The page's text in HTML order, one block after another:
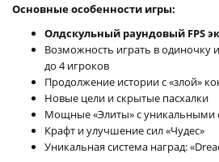
Основные особенности игры:
Олдскульный раундовый FPS
Возможность играть в одиночку
до 4 игроков
Продолжение истории с «злой»
Новые цели и скрытые пасхалки
Мощные «Элиты» с уникальными
Крафт и улучшение сил «Чудес»
Уникальная система наград: